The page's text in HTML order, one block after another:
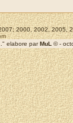
2000, 2002, 2005,
elabore parMuL © -